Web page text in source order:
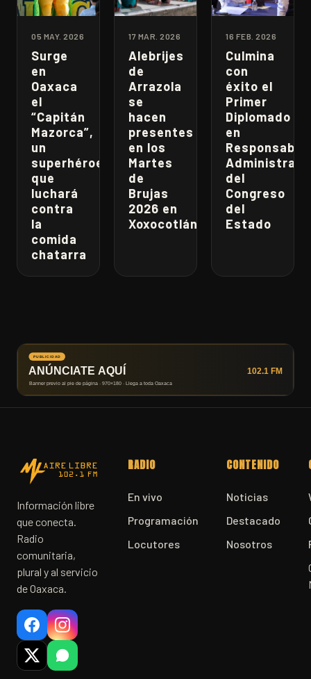
05 MAY. 2026
Surge
en
Oaxaca
el
“Capitán
Mazorca”,
un
superhéroe
que
luchará
contra
la
comida
chatarra
17 MAR. 2026
Alebrijes
de
Arrazola
se
hacen
presentes
en los
Martes
de
Brujas
2026 en
Xoxocotlán
16 FEB. 2026
Culmina
con
éxito el
Primer
Diplomado
en
del
Congreso
del
Estado
Información libre
que conecta.
Radio
comunitaria,
plural y al servicio
de Oaxaca.
RADIO
En vivo
Programación
Locutores
CONTENIDO
Noticias
Destacado
Nosotros